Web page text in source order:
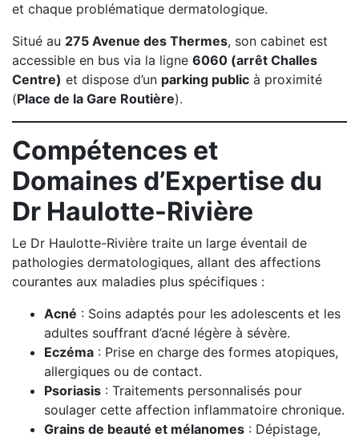
et chaque problématique dermatologique.
Situé au 275 Avenue des Thermes, son cabinet est
accessible en bus via la ligne 6060 (arrêt Challes
Centre) et dispose d’un parking public à proximité
(Place de la Gare Routière).
Compétences et
Domaines d’Expertise du
Dr Haulotte-Rivière
Le Dr Haulotte-Rivière traite un large éventail de
pathologies dermatologiques, allant des affections
courantes aux maladies plus spécifiques :
Acné : Soins adaptés pour les adolescents et les
adultes souffrant d’acné légère à sévère.
Eczéma : Prise en charge des formes atopiques,
allergiques ou de contact.
Psoriasis : Traitements personnalisés pour
soulager cette affection inflammatoire chronique.
Grains de beauté et mélanomes : Dépistage,